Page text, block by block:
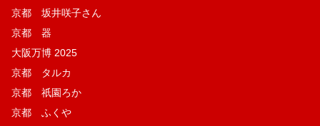
京都 坂井咲子さん
京都 器
大阪万博 2025
京都 タルカ
京都 祇園ろか
京都 ふくや